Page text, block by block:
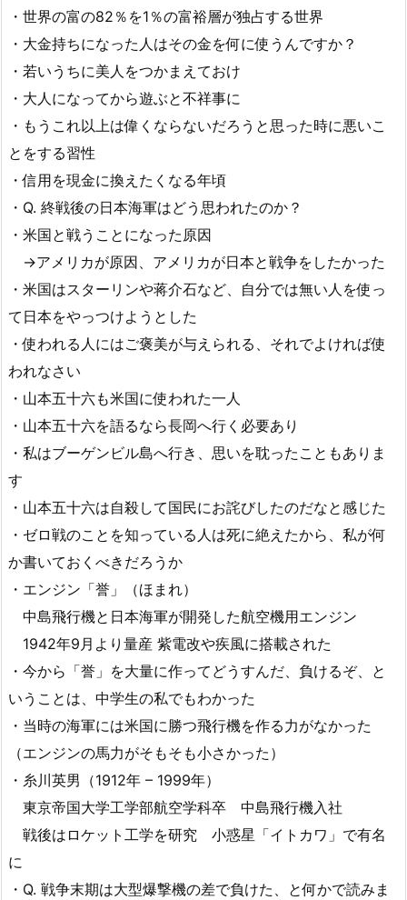
・世界の富の82％を1％の富裕層が独占する世界
・大金持ちになった人はその金を何に使うんですか？
・若いうちに美人をつかまえておけ
・大人になってから遊ぶと不祥事に
・もうこれ以上は偉くならないだろうと思った時に悪いこ
とをする習性
・信用を現金に換えたくなる年頃
・Q. 終戦後の日本海軍はどう思われたのか？
・米国と戦うことになった原因
→アメリカが原因、アメリカが日本と戦争をしたかった
・米国はスターリンや蒋介石など、自分では無い人を使っ
て日本をやっつけようとした
・使われる人にはご褒美が与えられる、それでよければ使
われなさい
・山本五十六も米国に使われた一人
・山本五十六を語るなら長岡へ行く必要あり
・私はブーゲンビル島へ行き、思いを耽ったこともありま
す
・山本五十六は自殺して国民にお詫びしたのだなと感じた
・ゼロ戦のことを知っている人は死に絶えたから、私が何
か書いておくべきだろうか
・エンジン「誉」（ほまれ）
中島飛行機と日本海軍が開発した航空機用エンジン
1942年9月より量産 紫電改や疾風に搭載された
・今から「誉」を大量に作ってどうすんだ、負けるぞ、と
いうことは、中学生の私でもわかった
・当時の海軍には米国に勝つ飛行機を作る力がなかった
（エンジンの馬力がそもそも小さかった）
・糸川英男（1912年 – 1999年）
東京帝国大学工学部航空学科卒 中島飛行機入社
戦後はロケット工学を研究 小惑星「イトカワ」で有名
に
・Q. 戦争末期は大型爆撃機の差で負けた、と何かで読みま